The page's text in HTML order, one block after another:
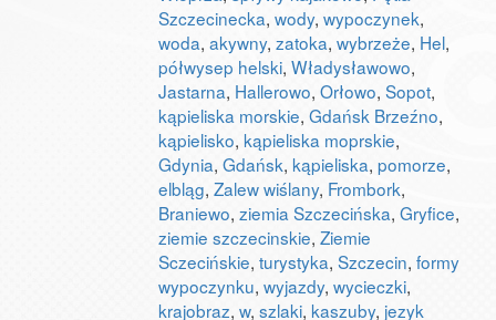
Szczecinecka, wody, wypoczynek,
woda, akywny, zatoka, wybrzeże, Hel,
półwysep helski, Władysławowo,
Jastarna, Hallerowo, Orłowo, Sopot,
kąpieliska morskie, Gdańsk Brzeźno,
kąpielisko, kąpieliska moprskie,
Gdynia, Gdańsk, kąpieliska, pomorze,
elbląg, Zalew wiślany, Frombork,
Braniewo, ziemia Szczecińska, Gryfice,
ziemie szczecinskie, Ziemie
Sczecińskie, turystyka, Szczecin, formy
wypoczynku, wyjazdy, wycieczki,
krajobraz, w, szlaki, kaszuby, jezyk